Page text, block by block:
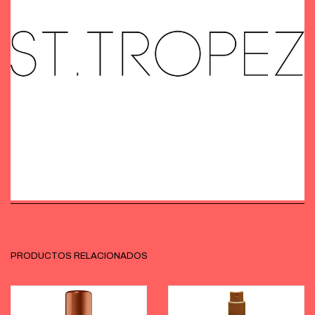
PRODUCTOS RELACIONADOS